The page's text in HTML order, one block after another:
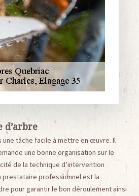
d’arbre
une tâche facile à mettre en œuvre. Il
une bonne organisation sur le
de la technique d’intervention
prestataire professionnel est la
pour garantir le bon déroulement ainsi